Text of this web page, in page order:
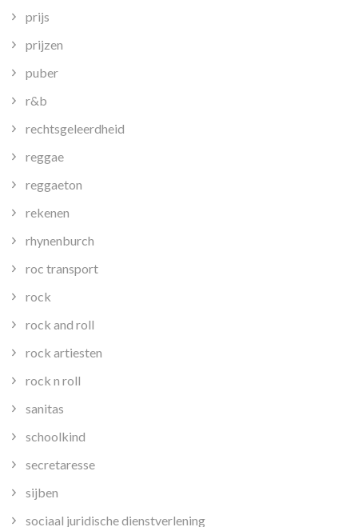
prijs
prijzen
puber
r&b
rechtsgeleerdheid
reggae
reggaeton
rekenen
rhynenburch
roc transport
rock
rock and roll
rock artiesten
rock n roll
sanitas
schoolkind
secretaresse
sijben
sociaal juridische dienstverlening